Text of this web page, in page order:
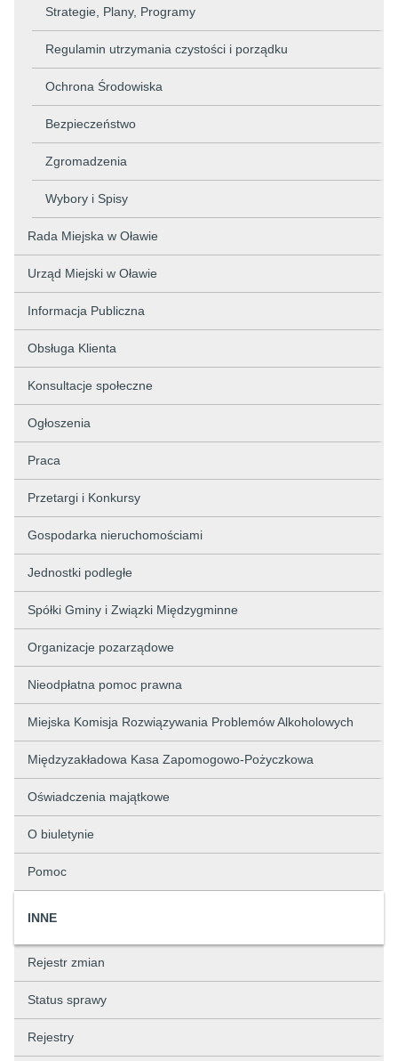
Strategie, Plany, Programy
Regulamin utrzymania czystości i porządku
Ochrona Środowiska
Bezpieczeństwo
Zgromadzenia
Wybory i Spisy
Rada Miejska w Oławie
Urząd Miejski w Oławie
Informacja Publiczna
Obsługa Klienta
Konsultacje społeczne
Ogłoszenia
Praca
Przetargi i Konkursy
Gospodarka nieruchomościami
Jednostki podległe
Spółki Gminy i Związki Międzygminne
Organizacje pozarządowe
Nieodpłatna pomoc prawna
Miejska Komisja Rozwiązywania Problemów Alkoholowych
Międzyzakładowa Kasa Zapomogowo-Pożyczkowa
Oświadczenia majątkowe
O biuletynie
Pomoc
INNE
Rejestr zmian
Status sprawy
Rejestry